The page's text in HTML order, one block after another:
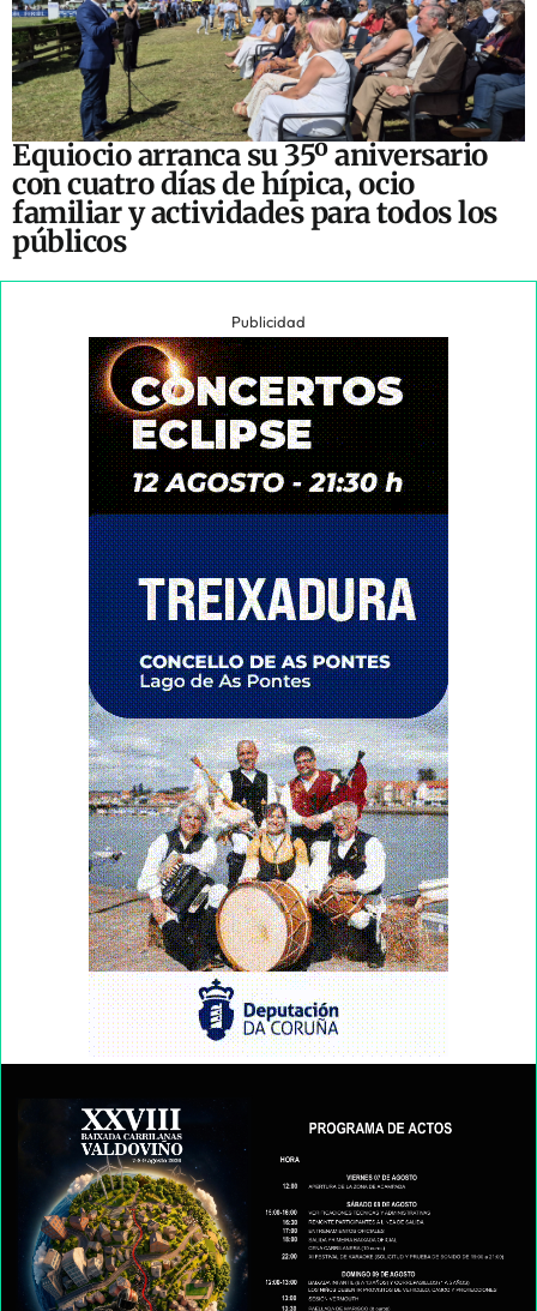
Equiocio arranca su 35º aniversario
con cuatro días de hípica, ocio
familiar y actividades para todos los
públicos
Publicidad